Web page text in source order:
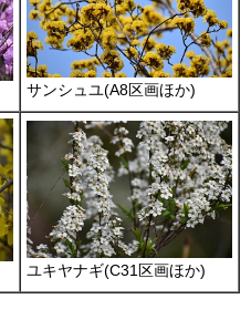
サンシュユ(A8区画ほか)
ユキヤナギ(C31区画ほか)